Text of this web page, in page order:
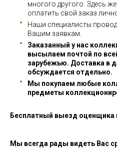
многого другого. Здесь
оплатить свой заказ
Наши специалисты
Вашим заявкам.
Заказанный у нас
высылаем почтой по
зарубежью. Доставка в
обсуждается отдельно.
Мы покупаем любые
предметы
Бесплатный выезд оценщика
Мы всегда рады видеть Вас